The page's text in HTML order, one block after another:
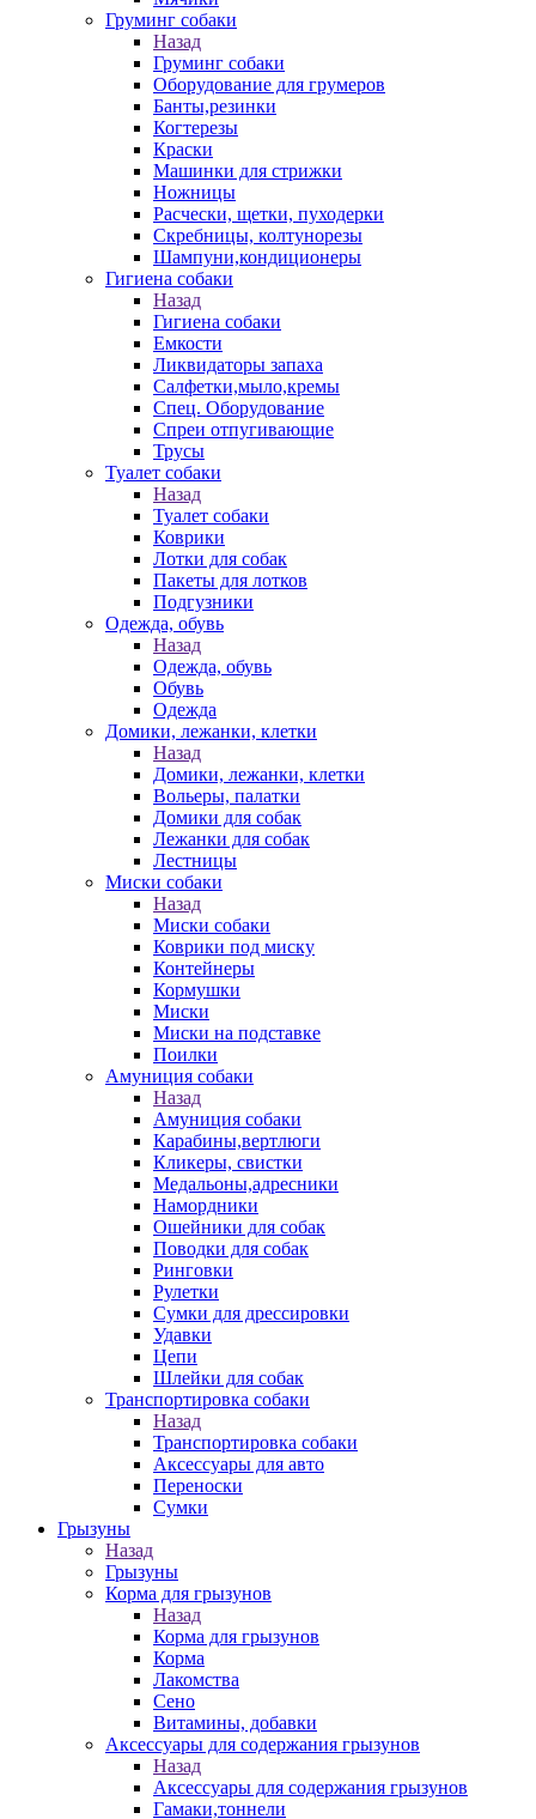
Груминг собаки
Назад
Груминг собаки
Оборудование для грумеров
Банты,резинки
Когтерезы
Краски
Машинки для стрижки
Ножницы
Расчески, щетки, пуходерки
Скребницы, колтунорезы
Шампуни,кондиционеры
Гигиена собаки
Назад
Гигиена собаки
Емкости
Ликвидаторы запаха
Салфетки,мыло,кремы
Спец. Оборудование
Спреи отпугивающие
Трусы
Туалет собаки
Назад
Туалет собаки
Коврики
Лотки для собак
Пакеты для лотков
Подгузники
Одежда, обувь
Назад
Одежда, обувь
Обувь
Одежда
Домики, лежанки, клетки
Назад
Домики, лежанки, клетки
Вольеры, палатки
Домики для собак
Лежанки для собак
Лестницы
Миски собаки
Назад
Миски собаки
Коврики под миску
Контейнеры
Кормушки
Миски
Миски на подставке
Поилки
Амуниция собаки
Назад
Амуниция собаки
Карабины,вертлюги
Кликеры, свистки
Медальоны,адресники
Намордники
Ошейники для собак
Поводки для собак
Ринговки
Рулетки
Сумки для дрессировки
Удавки
Цепи
Шлейки для собак
Транспортировка собаки
Назад
Транспортировка собаки
Аксессуары для авто
Переноски
Сумки
Грызуны
Назад
Грызуны
Корма для грызунов
Назад
Корма для грызунов
Корма
Лакомства
Сено
Витамины, добавки
Аксессуары для содержания грызунов
Назад
Аксессуары для содержания грызунов
Гамаки,тоннели